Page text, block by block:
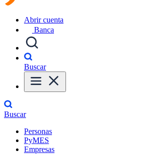
Abrir cuenta
Banca
Buscar
Buscar
Personas
PyMES
Empresas